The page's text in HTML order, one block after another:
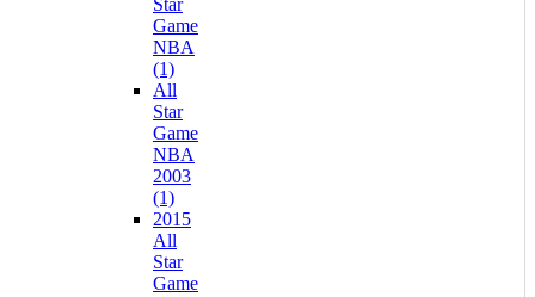
Game
NBA
(1)
All
Star
Game
NBA
2003
(1)
2015
All
Star
Game